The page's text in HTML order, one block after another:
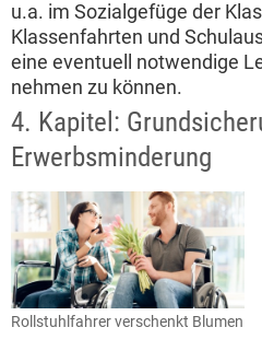
u.a. im Sozialgefüge der
Klassenfahrten und
eine eventuell notwendige
nehmen zu können.
4. Kapitel:
Erwerbsminderung
Rollstuhlfahrer verschenkt Blumen